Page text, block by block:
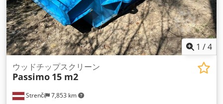
1 /4
Strenči 7,853 km
ウッドチップスクリーン
Passimo 15 m2